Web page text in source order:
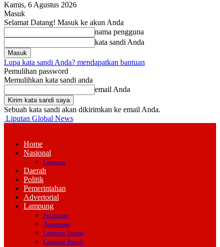
Kamis, 6 Agustus 2026
Masuk
Selamat Datang! Masuk ke akun Anda
nama pengguna
kata sandi Anda
Lupa kata sandi Anda? mendapatkan bantuan
Pemulihan password
Memulihkan kata sandi anda
email Anda
Sebuah kata sandi akan dikirimkan ke email Anda.
Liputan Global News
Home
Nasional
Lampung
Daerah
Politik
Pemerintahan
Advertorial
Lampung
Pesawaran
Tanggamus
Lampung Selatan
Lampung Tengah